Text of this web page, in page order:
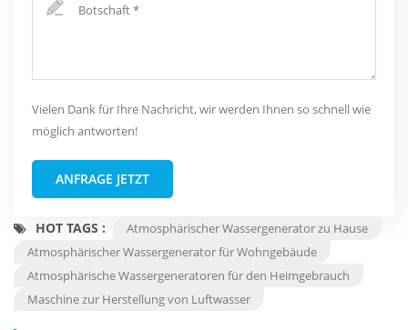
Vielen Dank für Ihre Nachricht, wir werden Ihnen so schnell wie
möglich antworten!
ANFRAGE JETZT
HOT TAGS :
Atmosphärischer Wassergenerator zu Hause
Atmosphärischer Wassergenerator für Wohngebäude
Atmosphärische Wassergeneratoren für den Heimgebrauch
Maschine zur Herstellung von Luftwasser